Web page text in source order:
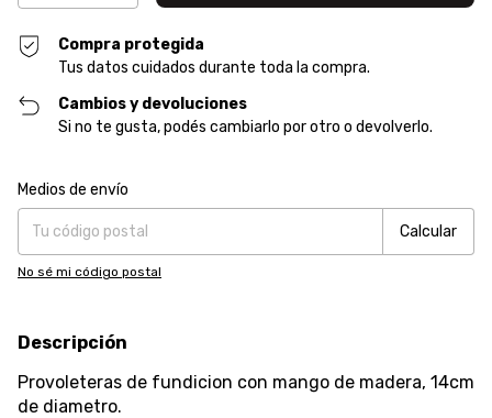
Compra protegida
Tus datos cuidados durante toda la compra.
Cambios y devoluciones
Si no te gusta, podés cambiarlo por otro o devolverlo.
Entregas para el CP:
Medios de envío
Calcular
No sé mi código postal
Descripción
Provoleteras de fundicion con mango de madera, 14cm
de diametro.